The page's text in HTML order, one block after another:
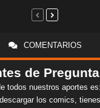
COMENTARIOS
de
todos nuestros aportes es:
los comics,